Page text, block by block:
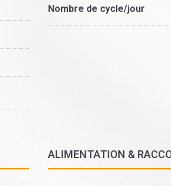
Nombre de cycle/jour
ALIMENTATION &